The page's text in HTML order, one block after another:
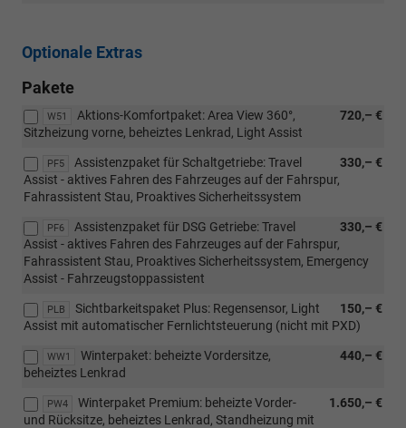
Optionale Extras
Pakete
W51 720,– €
Aktions-Komfortpaket: Area View 360°,
Sitzheizung vorne, beheiztes Lenkrad, Light Assist
PF5 330,– €
Assistenzpaket für Schaltgetriebe: Travel
Assist - aktives Fahren des Fahrzeuges auf der Fahrspur,
Fahrassistent Stau, Proaktives Sicherheitssystem
PF6 330,– €
Assistenzpaket für DSG Getriebe: Travel
Assist - aktives Fahren des Fahrzeuges auf der Fahrspur,
Fahrassistent Stau, Proaktives Sicherheitssystem, Emergency
Assist - Fahrzeugstoppassistent
PLB 150,– €
Sichtbarkeitspaket Plus: Regensensor, Light
Assist mit automatischer Fernlichtsteuerung (nicht mit PXD)
WW1 440,– €
Winterpaket: beheizte Vordersitze,
beheiztes Lenkrad
PW4 1.650,– €
Winterpaket Premium: beheizte Vorder-
und Rücksitze, beheiztes Lenkrad, Standheizung mit